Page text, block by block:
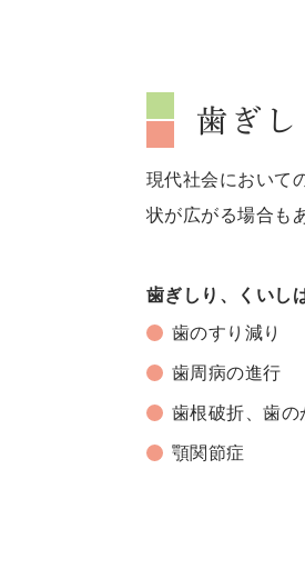
歯ぎ
現代社会において
状が広がる場合も
歯ぎしり、くいし
歯のすり減り
歯周病の進行
歯根破折、歯の
顎関節症